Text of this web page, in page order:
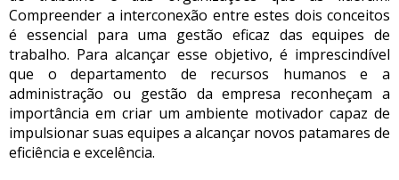
Compreender a interconexão entre estes dois conceitos
é essencial para uma gestão eficaz das equipes de
trabalho. Para alcançar esse objetivo, é imprescindível
que o departamento de recursos humanos e a
administração ou gestão da empresa reconheçam a
importância em criar um ambiente motivador capaz de
impulsionar suas equipes a alcançar novos patamares de
eficiência e excelência.